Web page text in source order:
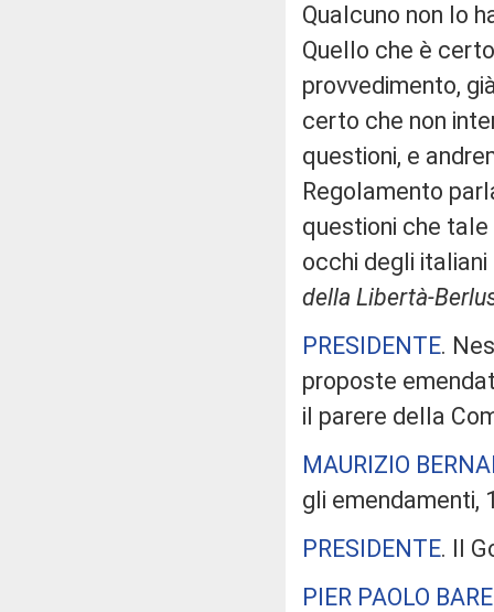
Qualcuno non lo
Quello che è
provvedimento,
certo che non
questioni, e
Regolamento
questioni che
occhi degli italiani
della Libertà-
PRESIDENTE.
proposte
il parere della
MAURIZIO
gli emendamenti,
PRESIDENTE. Il
PIER PAOLO